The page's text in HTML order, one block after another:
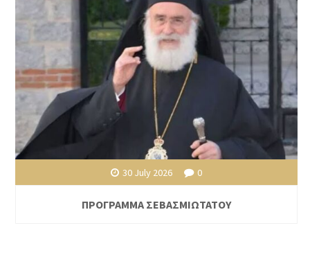
30 July 2026 0
ΠΡΟΓΡΑΜΜΑ ΣΕΒΑΣΜΙΩΤΑΤΟΥ